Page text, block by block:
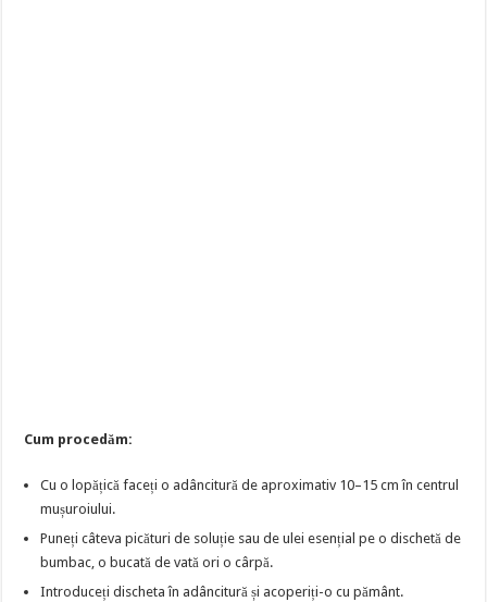
Cum procedăm:
Cu o lopățică faceți o adâncitură de aproximativ 10–15 cm în centrul
mușuroiului.
Puneți câteva picături de soluție sau de ulei esențial pe o dischetă de
bumbac, o bucată de vată ori o cârpă.
Introduceți discheta în adâncitură și acoperiți-o cu pământ.